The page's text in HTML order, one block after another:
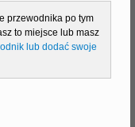
przewodnika po tym
to miejsce lub masz
lub dodać swoje